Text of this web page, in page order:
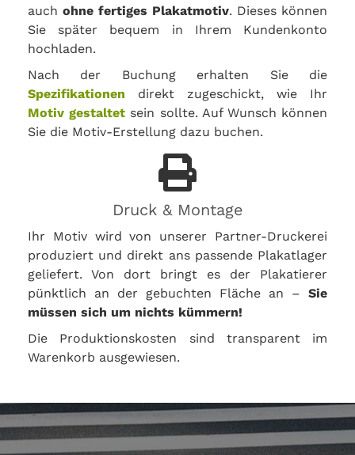
auch ohne fertiges Plakatmotiv. Dieses können
Sie später bequem in Ihrem Kundenkonto
hochladen.
Nach der Buchung erhalten Sie die
Spezifikationen direkt zugeschickt, wie Ihr
Motiv gestaltet sein sollte. Auf Wunsch können
Sie die Motiv-Erstellung dazu buchen.
Druck & Montage
Ihr Motiv wird von unserer Partner-Druckerei
produziert und direkt ans passende Plakatlager
geliefert. Von dort bringt es der Plakatierer
pünktlich an der gebuchten Fläche an – Sie
müssen sich um nichts kümmern!
Die Produktionskosten sind transparent im
Warenkorb ausgewiesen.